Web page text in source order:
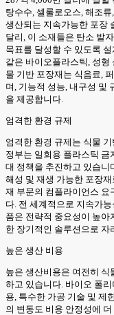
탕수수, 셀룰로오스, 해조
생산되는 지속가능한 포장
달리, 이 소재들은 탄소 발
목표를 달성할 수 있도록
같은 바이오플라스틱, 성형
물 기반 포장재는 식음료,
며, 기능적 성능, 내구성 및
을 제공합니다.
엄격한 환경 규제
엄격한 환경 규제는 식물
정부는 일회용 플라스틱 금
대 정책을 추진하고 있습니
해성 및 재생 가능한 포장
재 부문의 컴플라이언스 요
다. 전 세계적으로 지속가
품은 전략적 중요성이 높아
한 장기적인 솔루션으로 자
높은 생산 비용
높은 생산비용은 여전히 식
하고 있습니다. 바이오 폴
용, 특수한 가공 기술 및 제
의 변동도 비용 안정성에